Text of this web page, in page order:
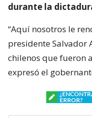
durante la
“Aquí nosotros le
presidente Salvador
chilenos que fueron
expresó el
ERROR?